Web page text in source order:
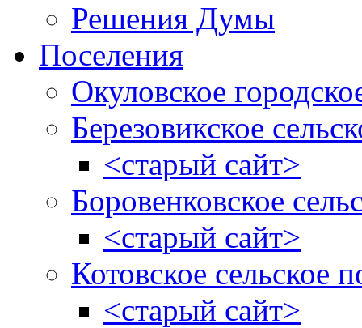
Решения Думы
Поселения
Окуловское
Березовикское
<старый сайт>
Боровенковское
<старый сайт>
Котовское сельское
<старый сайт>